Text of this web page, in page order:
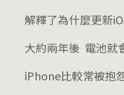
解釋了為什麼更新
大約兩年後 電池就
iPhone比較常被抱